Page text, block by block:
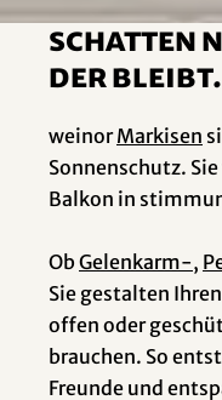
Schatten
der bleibt.
weinorMarkisen
Sonnenschutz.
Balkon in
Ob Gelenkarm-,
Sie gestalten
offen oder
brauchen. So
Freunde und